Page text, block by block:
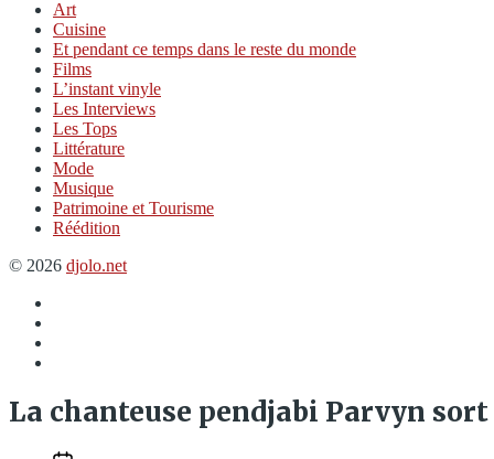
Art
Cuisine
Et pendant ce temps dans le reste du monde
Films
L’instant vinyle
Les Interviews
Les Tops
Littérature
Mode
Musique
Patrimoine et Tourisme
Réédition
© 2026 djolo.net
La chanteuse pendjabi Parvyn